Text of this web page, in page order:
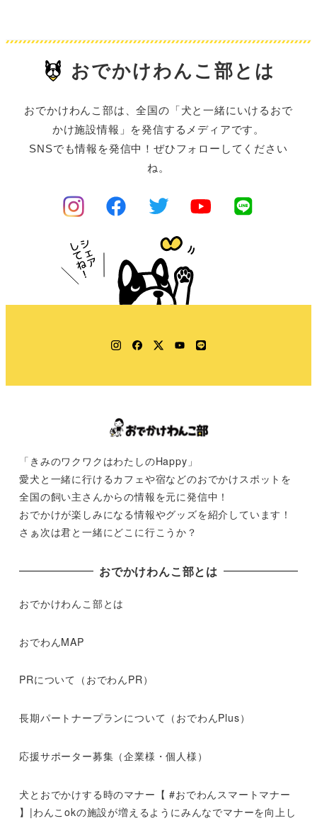
おでかけわんこ部とは
おでかけわんこ部は、全国の「犬と一緒にいけるおで
かけ施設情報」を発信するメディアです。
SNSでも情報を発信中！ぜひフォローしてください
ね。
Instagram
Facebook
TwitterYouTube
LINE
「きみのワクワクはわたしのHappy」
愛犬と一緒に行けるカフェや宿などのおでかけスポットを
全国の飼い主さんからの情報を元に発信中！
おでかけが楽しみになる情報やグッズを紹介しています！
さぁ次は君と一緒にどこに行こうか？
おでかけわんこ部とは
おでかけわんこ部とは
おでわんMAP
PRについて（おでわんPR）
長期パートナープランについて（おでわんPlus）
応援サポーター募集（企業様・個人様）
犬とおでかけする時のマナー【 #おでわんスマートマナー
】|わんこokの施設が増えるようにみんなでマナーを向上し